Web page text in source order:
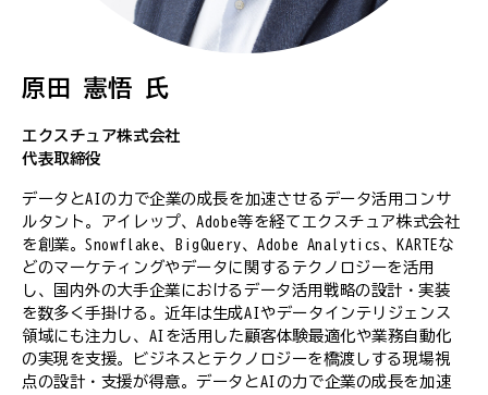
原田 憲悟 氏
エクスチュア株式会社
代表取締役
データとAIの力で企業の成長を加速させるデータ活用コンサ
ルタント。アイレップ、Adobe等を経てエクスチュア株式会社
を創業。Snowflake、BigQuery、Adobe Analytics、KARTEな
どのマーケティングやデータに関するテクノロジーを活用
し、国内外の大手企業におけるデータ活用戦略の設計・実装
を数多く手掛ける。近年は生成AIやデータインテリジェンス
領域にも注力し、AIを活用した顧客体験最適化や業務自動化
の実現を支援。ビジネスとテクノロジーを橋渡しする現場視
点の設計・支援が得意。データとAIの力で企業の成長を加速